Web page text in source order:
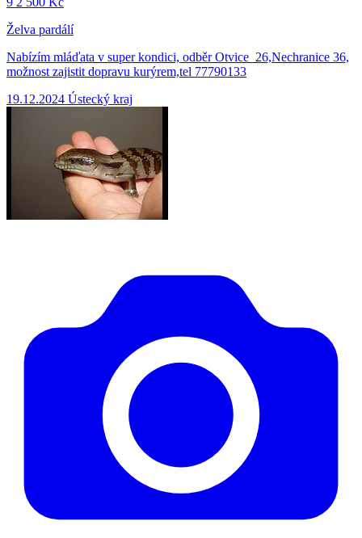
Želva pardálí
Nabízím mláďata v super kondici, odběr Otvice 26,Nechranice 36,
možnost zajistit dopravu kurýrem,tel 77790133
19.12.2024 Ústecký kraj